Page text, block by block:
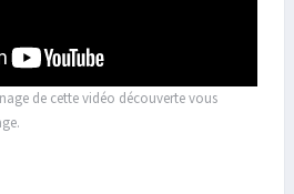
de cette vidéo découverte vous